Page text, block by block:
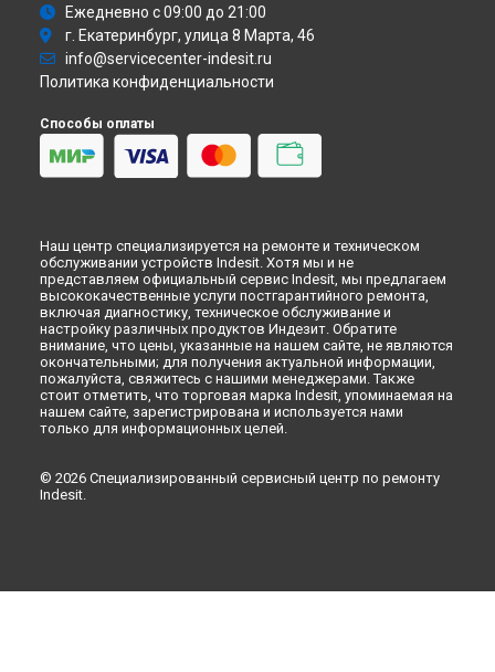
Ремонт духового шкафа FIMB 51 K.A IX Indesit в
Ремонт духового шкафа FIMB 51 K.A IX Indesit в
Новокузнецке
Ремонт духового шкафа FIMB 51 K.A IX Indesit в
Ремонт духового шкафа FIMB 51 K.A IX Indesit в
Набережных Челнах
Ремонт духового шкафа FIMB 51 K.A IX Indesit в
Ежедневно с 09:00 до 21:00
г. Екатеринбург, улица 8 Марта, 46
info@servicecenter-indesit.ru
Политика конфиденциальности
Способы оплаты
Наш центр специализируется на ремонте и техническом
обслуживании устройств Indesit. Хотя мы и не
представляем официальный сервис Indesit, мы предлагаем
высококачественные услуги постгарантийного ремонта,
включая диагностику, техническое обслуживание и
настройку различных продуктов Индезит. Обратите
внимание, что цены, указанные на нашем сайте, не являются
окончательными; для получения актуальной информации,
пожалуйста, свяжитесь с нашими менеджерами. Также
стоит отметить, что торговая марка Indesit, упоминаемая на
нашем сайте, зарегистрирована и используется нами
только для информационных целей.
© 2026 Специализированный сервисный центр по ремонту
Indesit.